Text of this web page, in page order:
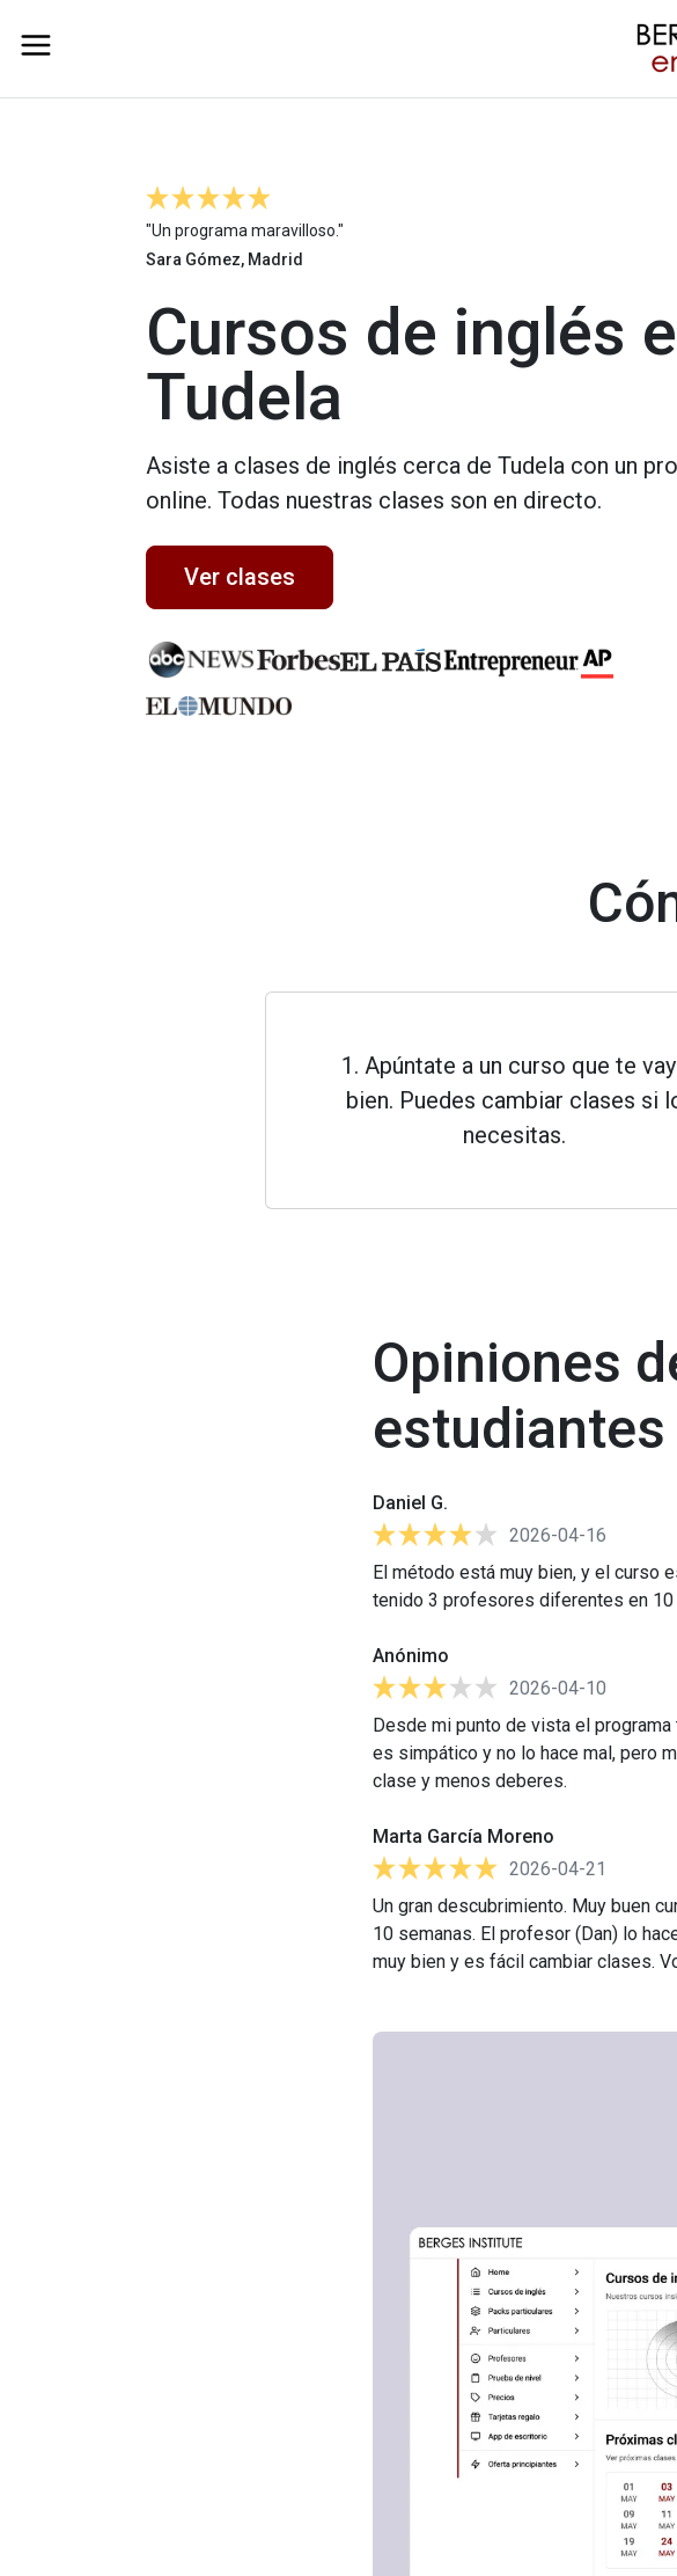
"Un programa maravilloso."
Sara Gómez, Madrid
Cursos de inglés
Tudela
Asiste a clases de inglés cerca de Tudela con un
online. Todas nuestras clases son en directo.
Ver clases
1. Apúntate a un curso que te
bien. Puedes cambiar clases si
necesitas.
Opiniones
estudiantes
Daniel G.
2026-04-16
El método está muy bien, y el curso
tenido 3 profesores diferentes en 10
Anónimo
2026-04-10
Desde mi punto de vista el
es simpático y no lo hace mal, pero
clase y menos deberes.
Marta García Moreno
2026-04-21
Un gran descubrimiento. Muy buen
10 semanas. El profesor (Dan) lo
muy bien y es fácil cambiar clases.